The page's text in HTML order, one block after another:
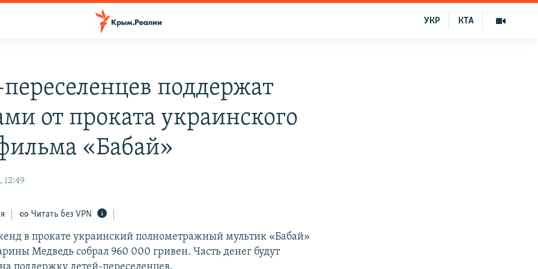
КТА
УКР
поддержат
от проката украинского
«Бабай»
12:49
Читать без VPN
в прокате украинский полнометражный мультик «Бабай»
Медведь собрал 960 000 гривен. Часть денег будут